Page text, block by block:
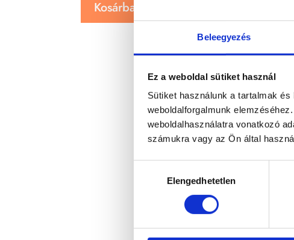
Beleegyezés
Ez a weboldal sütiket használ
Sütiket használunk a tartalmak
weboldalforgalmunk
weboldalhasználatra vonatkozó
számukra vagy az Ön által
kiválasztásaElengedhetetlen
Kosárba teszem